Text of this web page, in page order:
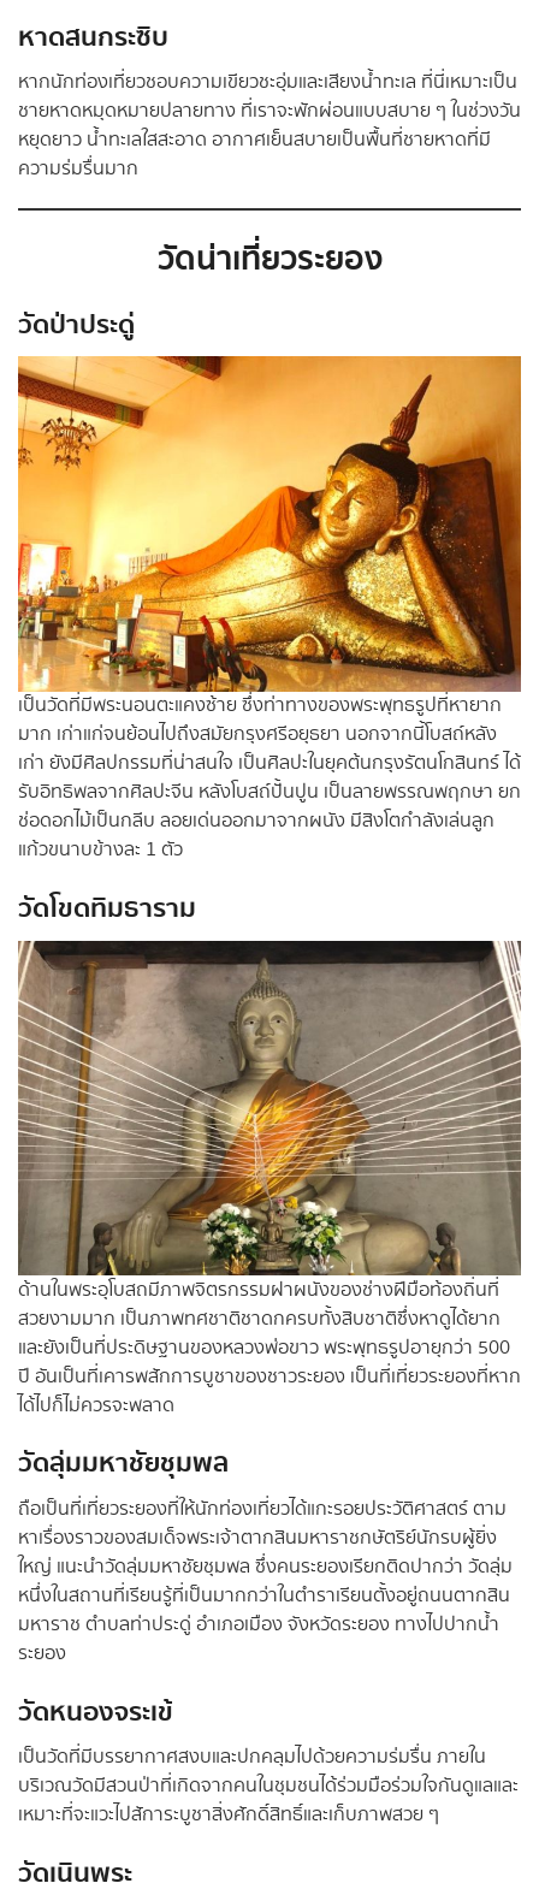
หาดสนกระซิบ
หากนักท่องเที่ยวชอบความเขียวชะอุ่มและเสียงน้ำทะเล ที่นี่เหมาะเป็น
ชายหาดหมุดหมายปลายทาง ที่เราจะพักผ่อนแบบสบาย ๆ ในช่วงวัน
หยุดยาว น้ำทะเลใสสะอาด อากาศเย็นสบายเป็นพื้นที่ชายหาดที่มี
ความร่มรื่นมาก
วัดน่าเที่ยวระยอง
วัดป่าประดู่
เป็นวัดที่มีพระนอนตะแคงซ้าย ซึ่งท่าทางของพระพุทธรูปที่หายาก
มาก เก่าแก่จนย้อนไปถึงสมัยกรุงศรีอยุธยา นอกจากนี้โบสถ์หลัง
เก่า ยังมีศิลปกรรมที่น่าสนใจ เป็นศิลปะในยุคต้นกรุงรัตนโกสินทร์ ได้
รับอิทธิพลจากศิลปะจีน หลังโบสถ์ปั้นปูน เป็นลายพรรณพฤกษา ยก
ช่อดอกไม้เป็นกลีบ ลอยเด่นออกมาจากผนัง มีสิงโตกำลังเล่นลูก
แก้วขนาบข้างละ 1 ตัว
วัดโขดทิมธาราม
ด้านในพระอุโบสถมีภาพจิตรกรรมฝาผนังของช่างฝีมือท้องถิ่นที่
สวยงามมาก เป็นภาพทศชาติชาดกครบทั้งสิบชาติซึ่งหาดูได้ยาก
และยังเป็นที่ประดิษฐานของหลวงพ่อขาว พระพุทธรูปอายุกว่า 500
ปี อันเป็นที่เคารพสักการบูชาของชาวระยอง เป็นที่เที่ยวระยองที่หาก
ได้ไปก็ไม่ควรจะพลาด
วัดลุ่มมหาชัยชุมพล
ถือเป็นที่เที่ยวระยองที่ให้นักท่องเที่ยวได้แกะรอยประวัติศาสตร์ ตาม
หาเรื่องราวของสมเด็จพระเจ้าตากสินมหาราชกษัตริย์นักรบผู้ยิ่ง
ใหญ่ แนะนำวัดลุ่มมหาชัยชุมพล ซึ่งคนระยองเรียกติดปากว่า วัดลุ่ม
หนึ่งในสถานที่เรียนรู้ที่เป็นมากกว่าในตำราเรียนตั้งอยู่ถนนตากสิน
มหาราช ตำบลท่าประดู่ อำเภอเมือง จังหวัดระยอง ทางไปปากน้ำ
ระยอง
วัดหนองจระเข้
เป็นวัดที่มีบรรยากาศสงบและปกคลุมไปด้วยความร่มรื่น ภายใน
บริเวณวัดมีสวนป่าที่เกิดจากคนในชุมชนได้ร่วมมือร่วมใจกันดูแลและ
เหมาะที่จะแวะไปสัการะบูชาสิ่งศักดิ์สิทธิ์และเก็บภาพสวย ๆ
วัดเนินพระ